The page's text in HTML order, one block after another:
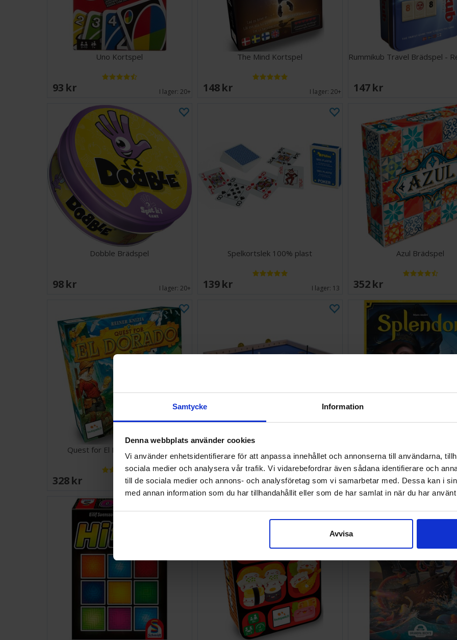
Samtycke Information
Denna webbplats använder cookies
Vi använder enhetsidentifierare för att anpassa innehållet och annonserna till användarna,
sociala medier och analysera vår trafik. Vi vidarebefordrar även sådana identifierare och
till de sociala medier och annons- och analysföretag som vi samarbetar med. Dessa kan i
med annan information som du har tillhandahållit eller som de har samlat in när du har
Avvisa
Uno Kortspel
93 SEK I lager:20+
The Mind Kortspel
148 SEK I lager:20+
Rummikub Travel Brädspel -
147 SEK
Dobble Brädspel
98 SEK I lager:20+
Spelkortslek 100% plast
139 SEK I lager: 13
Azul Brädspel
352 SEK
Quest for El Dorado Brädspel
328 SEK I lager:14 398 SEK I lager:20+ 277 SEK